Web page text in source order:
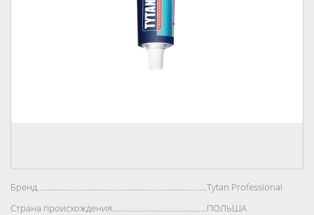
Бренд..................................................................................Tytan Professional
Страна происхождения..................................................................................
ПОЛЬША